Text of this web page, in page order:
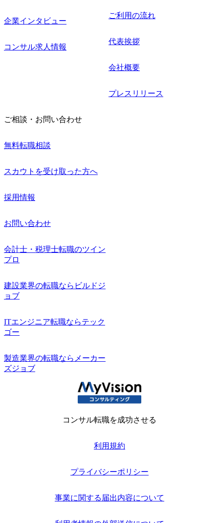
企業インタビュー
コンサル求人情報
ご利用の流れ
代表挨拶
会社概要
プレスリリース
ご相談・お問い合わせ
無料転職相談
スカウトを受け取った方へ
採用情報
お問い合わせ
会計士・税理士転職のツイン
プロ
建設業界の転職ならビルドジ
ョブ
ITエンジニア転職ならテック
ゴー
製造業界の転職ならメーカー
ズジョブ
コンサル転職を成功させる
利用規約
プライバシーポリシー
事業に関する届出内容について